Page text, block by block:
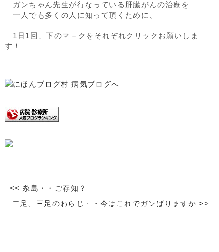
ガンちゃん先生が行なっている肝臓がんの治療を
一人でも多くの人に知って頂くために、
1日1回、下のマ－クをそれぞれクリックお願いしま
す！
<< 糸島・・ご存知？
二足、三足のわらじ・・今はこれでガンばりますか>>